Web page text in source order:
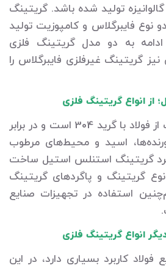
تولید شده باشد. گریتینگ
نوع فایبرگلاس و کامپوزیت تولید
به دو مدل گریتینگ فلزی
گریتینگ غیرفلزی فایبرگلاس را
از انواع گریتینگ فلزی
جنس این نوع گریتینگ از فولاد با گرید 304 است و در برابر
اسید و محیط‌های مرطوب
گریتینگ استنلس استیل ساخت
نوع گریتینگ و پاگردهای گریتینگ
استفاده در تجهیزات صنایع
انواع گریتینگ فلزی
کاربرد بسیاری دارد، در این